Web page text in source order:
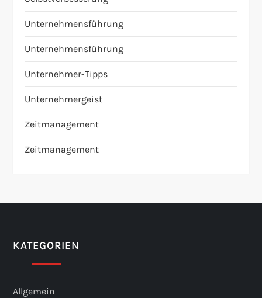
Unternehmensführung
Unternehmensführung
Unternehmer-Tipps
Unternehmergeist
Zeitmanagement
Zeitmanagement
KATEGORIEN
Allgemein